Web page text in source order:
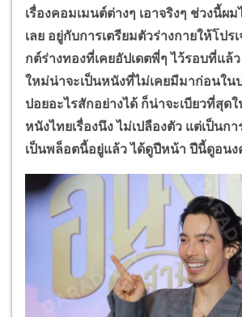
เรื่องคอมเมนต์ต่างๆ เอาจริงๆ ช่วงนี้ผ
เลย อยู่กับการเตรียมตัวร่างกายให้โปร
กต์ร่างทองที่เคยอัปเดตพี่ๆ ไว้รอบที่แล้
ใหม่น่าจะเป็นหนังที่ไม่เคยมีมาก่อนใน
ปอยอะไรสักอย่างได้ ก็น่าจะเบียวที่สุด
หนังไทยเรื่องนึง ไม่เปลืองตัว แต่เป็นก
เป็นพล็อตนี้อยู่แล้ว ได้ดูปีหน้า ปีนี้ดูอน